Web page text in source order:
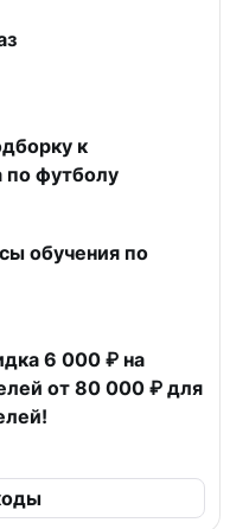
к
по футболу
обучения по
6 000 ₽ на
от 80 000 ₽ для